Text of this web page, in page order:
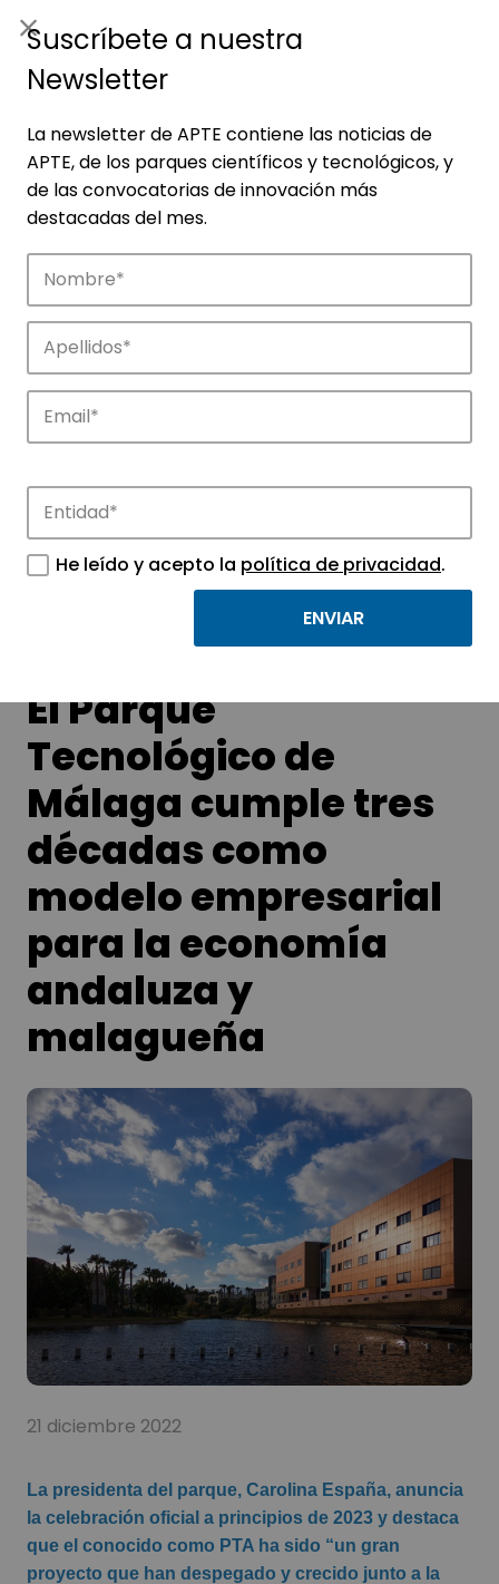
Noticias
Conoce las noticias más destacadas de
APTE y sus parques científicos y
El Parque
Tecnológico de
Málaga cumple tres
décadas como
modelo empresarial
para la economía
andaluza y
malagueña
21 diciembre 2022
La presidenta del parque, Carolina España, anuncia
la celebración oficial a principios de 2023 y destaca
que el conocido como PTA ha sido “un gran
proyecto que han despegado y crecido junto a la
Suscríbete a nuestra
Newsletter
La newsletter de APTE contiene las noticias de
APTE, de los parques científicos y tecnológicos, y
de las convocatorias de innovación más
destacadas del mes.
He leído y acepto la política de privacidad.